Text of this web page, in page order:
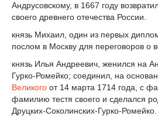
Андрусовскому, в 1667 году
своего древнего отечества России.
князь Михаил, один из первых
послом в Москву для переговоров о
князь Илья Андреевич, женился на
Гурко-Ромейко; соединил, на
Великого от 14 марта 1714 года, с
фамилию тестя своего и сделался
Друцких-Соколинских-Гурко-Ромейко.